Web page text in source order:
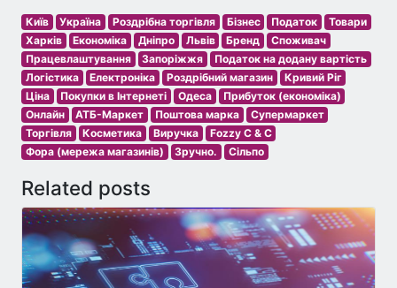
Київ Україна Роздрібна торгівля Бізнес Податок
Товари
Харків
Економіка Дніпро Львів Бренд
Споживач
Працевлаштування
Запоріжжя
Податок на додану вартість
Логістика
Електроніка Роздрібний магазин
Кривий Ріг
Ціна
Покупки в Інтернеті Одеса
Прибуток (економіка)
Онлайн
АТБ-Маркет Поштова марка
Супермаркет
Торгівля
Косметика Виручка
Fozzy C & C
Фора (мережа магазинів)
Зручно. Сільпо
Related posts